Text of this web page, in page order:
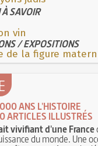
SAVOIR
vin
/ EXPOSITIONS
de la figure
ANS L'HISTOIRE
ARTICLES ILLUSTRÉS
vivifiant d'une France
du monde. Une